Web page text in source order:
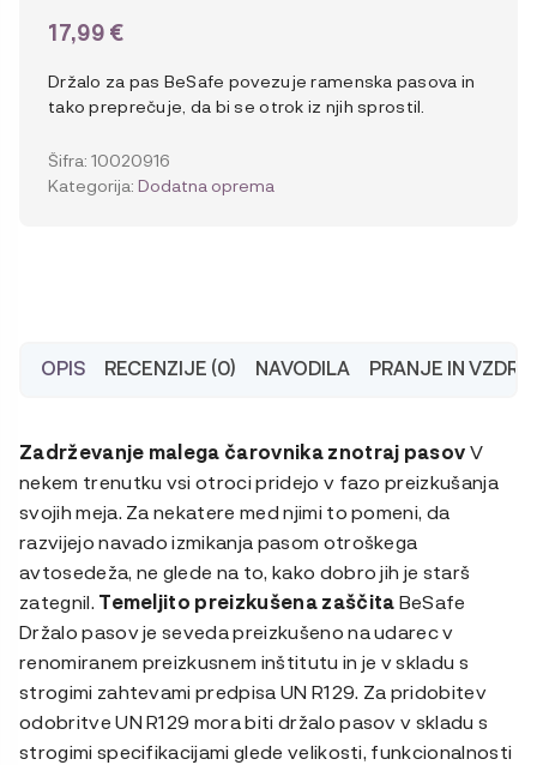
17,99 €
Držalo za pas BeSafe povezuje ramenska pasova in
tako preprečuje, da bi se otrok iz njih sprostil.
Šifra: 10020916
Kategorija: Dodatna oprema
OPIS RECENZIJE (0) NAVODILA PRANJE IN
Zadrževanje malega čarovnika znotraj pasovV
nekem trenutku vsi otroci pridejo v fazo preizkušanja
svojih meja. Za nekatere med njimi to pomeni, da
razvijejo navado izmikanja pasom otroškega
avtosedeža, ne glede na to, kako dobro jih je starš
zategnil. Temeljito preizkušena zaščitaBeSafe
Držalo pasov je seveda preizkušeno na udarec v
renomiranem preizkusnem inštitutu in je v skladu s
strogimi zahtevami predpisa UN R129. Za pridobitev
odobritve UN R129 mora biti držalo pasov v skladu s
strogimi specifikacijami glede velikosti, funkcionalnosti